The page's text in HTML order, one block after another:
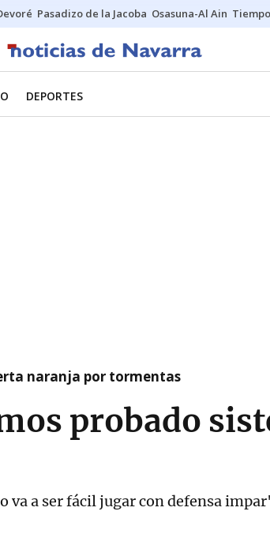
Pasadizo de la Jacoba Osasuna-Al Ain
DEPORTES
naranja por tormentas
probado
va a ser fácil jugar con defensa